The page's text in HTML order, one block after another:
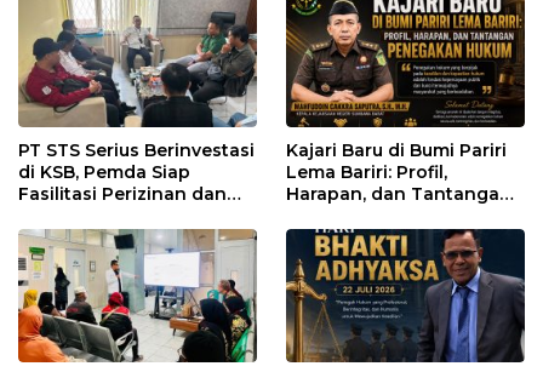
PT STS Serius Berinvestasi
di KSB, Pemda Siap
Fasilitasi Perizinan dan
Regulasi
Kajari Baru di Bumi Pariri
Lema Bariri: Profil,
Harapan, dan Tantangan